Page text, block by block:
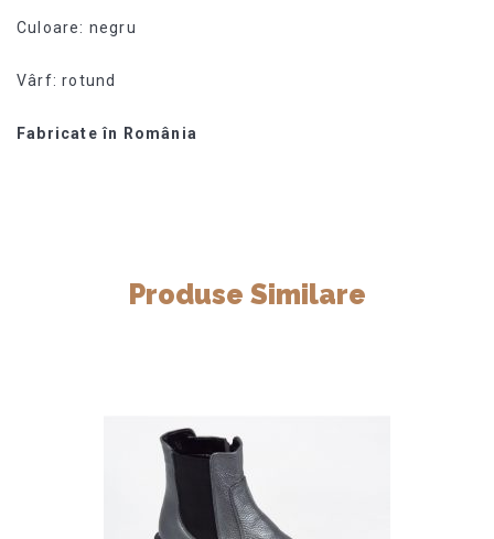
Culoare: negru
Vârf: rotund
Fabricate în România
Produse Similare